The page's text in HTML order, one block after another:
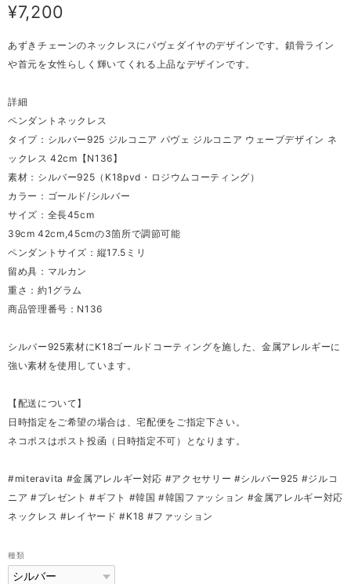
¥7,200
あずきチェーンのネックレスにパヴェダイヤのデザインです。鎖骨ライン
や首元を女性らしく輝いてくれる上品なデザインです。
詳細
ペンダントネックレス
タイプ：シルバー925 ジルコニア パヴェ ジルコニア ウェーブデザイン ネ
ックレス 42cm【N136】
素材：シルバー925（K18pvd・ロジウムコーティング）
カラー：ゴールド/シルバー
サイズ：全長45cm
39cm 42cm,45cmの3箇所で調節可能
ペンダントサイズ：縦17.5ミリ
留め具：マルカン
重さ：約1グラム
商品管理番号：N136
シルバー925素材にK18ゴールドコーティングを施した、金属アレルギーに
強い素材を使用しています。
【配送について】
日時指定をご希望の場合は、宅配便をご指定下さい。
ネコポスはポスト投函（日時指定不可）となります。
#miteravita #金属アレルギー対応 #アクセサリー #シルバー925 #ジルコ
ニア #プレゼント #ギフト #韓国 #韓国ファッション #金属アレルギー対応
ネックレス #レイヤード #K18 #ファッション
種類